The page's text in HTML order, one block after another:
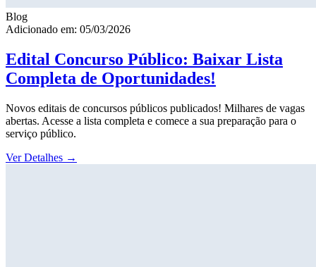
Blog
Adicionado em: 05/03/2026
Edital Concurso Público: Baixar Lista
Completa de Oportunidades!
Novos editais de concursos públicos publicados! Milhares de vagas
abertas. Acesse a lista completa e comece a sua preparação para o
serviço público.
Ver Detalhes →